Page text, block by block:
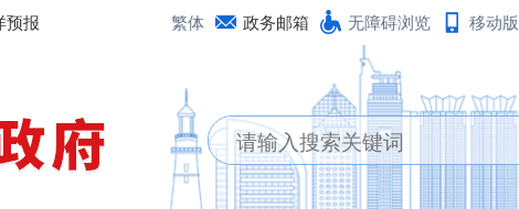
预报 繁体 政务邮箱 无障碍浏览 移动版